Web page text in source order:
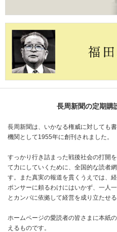
長周新聞の定期購
長周新聞は、いかなる権威に対しても
機関として1955年に創刊されました。
すっかり行き詰まった戦後社会の打開
て力にしていくために、全国的な読者
す。また真実の報道を貫くうえでは、
ポンサーに頼るわけにはいかず、一人
とカンパに依拠して経営を成り立たせ
ホームページの愛読者の皆さまに本紙
えるものです。